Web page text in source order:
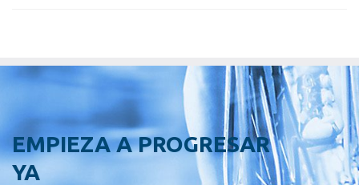
EMPIEZA A PROGRESAR
YA